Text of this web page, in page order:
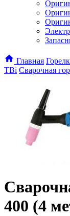
Главная
TBi Сварочная
400 (4